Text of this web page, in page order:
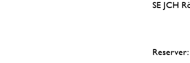
SE JCH
Reserver: